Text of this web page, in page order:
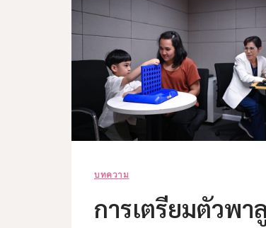
การ
ได้ยิน
อยู่
กับ
หู
บทความ
การเตรียมตัวพา